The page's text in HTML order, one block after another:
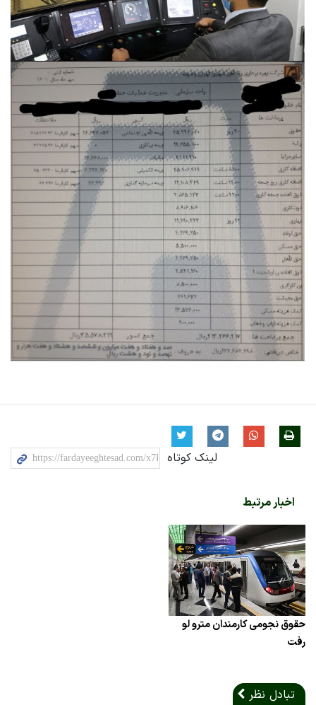
لینک کوتاه
اخبار مرتبط
حقوق نجومی کارمندان مترو لو
رفت
تبادل نظر